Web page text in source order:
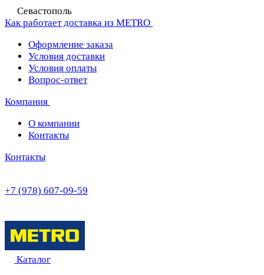
Севастополь
Как работает доставка из METRO
Оформление заказа
Условия доставки
Условия оплаты
Вопрос-ответ
Компания
О компании
Контакты
Контакты
+7 (978) 607-09-59
Каталог